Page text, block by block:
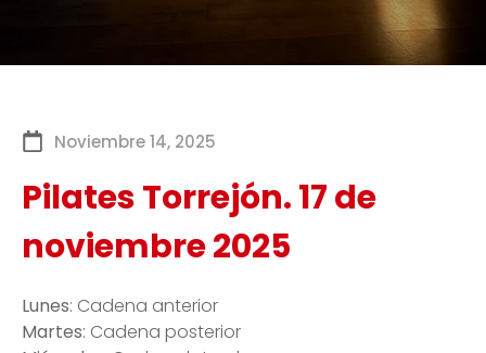
Noviembre 14, 2025
Pilates Torrejón. 17 de
noviembre 2025
Lunes: Cadena anterior
Martes: Cadena posterior